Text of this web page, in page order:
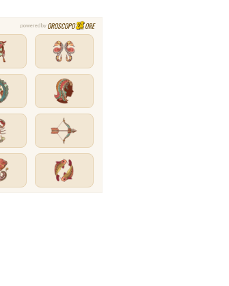
powered by OROSCOPO ORE